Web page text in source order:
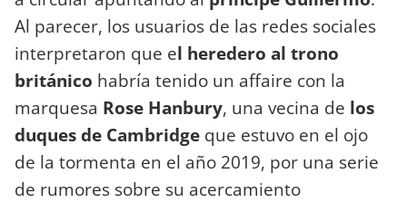
Al parecer, los usuarios de las redes sociales
interpretaron que el heredero al trono
británico habría tenido un affaire con la
marquesa Rose Hanbury, una vecina de los
duques de Cambridge que estuvo en el ojo
de la tormenta en el año 2019, por una serie
de rumores sobre su acercamiento